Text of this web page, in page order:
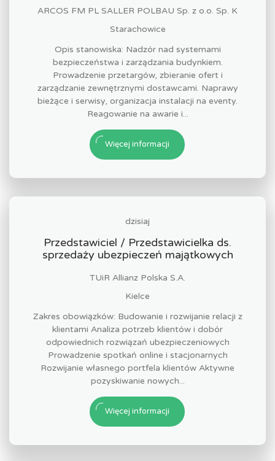
ARCOS FM PL SALLER POLBAU Sp. z o.o. Sp. K
Starachowice
Opis stanowiska: Nadzór nad systemami
bezpieczeństwa i zarządzania budynkiem.
Prowadzenie przetargów, zbieranie ofert i
zarządzanie zewnętrznymi dostawcami. Naprawy
bieżące i serwisy, organizacja instalacji na eventy.
Reagowanie na awarie i...
Więcej informacji
dzisiaj
Przedstawiciel / Przedstawicielka ds.
sprzedaży ubezpieczeń majątkowych
TUiR Allianz Polska S.A.
Kielce
Zakres obowiązków: Budowanie i rozwijanie relacji z
klientami Analiza potrzeb klientów i dobór
odpowiednich rozwiązań ubezpieczeniowych
Prowadzenie spotkań online i stacjonarnych
Rozwijanie własnego portfela klientów Aktywne
pozyskiwanie nowych...
Więcej informacji